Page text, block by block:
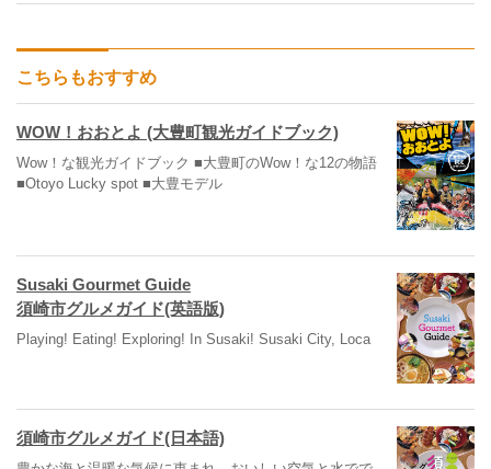
こちらもおすすめ
WOW！おおとよ (大豊町観光ガイドブック)
Wow！な観光ガイドブック ■大豊町のWow！な12の物語
■Otoyo Lucky spot ■大豊モデル
Susaki Gourmet Guide
須崎市グルメガイド(英語版)
Playing! Eating! Exploring! In Susaki! Susaki City, Loca
須崎市グルメガイド(日本語)